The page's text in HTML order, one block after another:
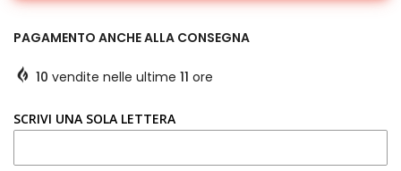
PAGAMENTO ANCHE ALLA CONSEGNA
10 vendite nelle ultime 11 ore
SCRIVI UNA SOLA LETTERA